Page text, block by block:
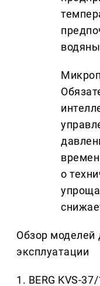
о
Обзор моделей
эксплуатации
1. BERG KVS-